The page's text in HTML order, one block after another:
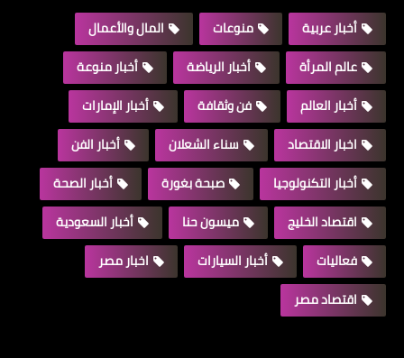
أخبار عربية منوعات
المال والأعمال
عالم المرأة
أخبار الرياضة
أخبار منوعة
أخبار العالم
فن وثقافة
أخبار الإمارات
اخبار الاقتصاد
سناء الشعلان
أخبار الفن
أخبار التكنولوجيا
صبحة بغورة
أخبار الصحة
اقتصاد الخليج
ميسون حنا
أخبار السعودية
فعاليات
أخبار السيارات
اخبار مصر
اقتصاد مصر